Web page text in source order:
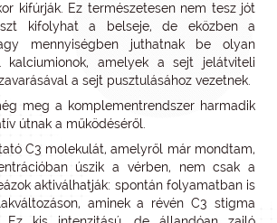
kifúrják. Ez természetesen nem tesz jót
kifolyhat a belseje, de eközben a
mennyiségben juthatnak be olyan
kalciumionok, amelyek a sejt jelátviteli
a sejt pusztulásához vezetnek.
meg a komplementrendszer harmadik
útnak a működéséről.
C3 molekulát, amelyről már mondtam,
úszik a vérben, nem csak a
aktiválhatják: spontán folyamatban is
aminek a révén C3 stigma